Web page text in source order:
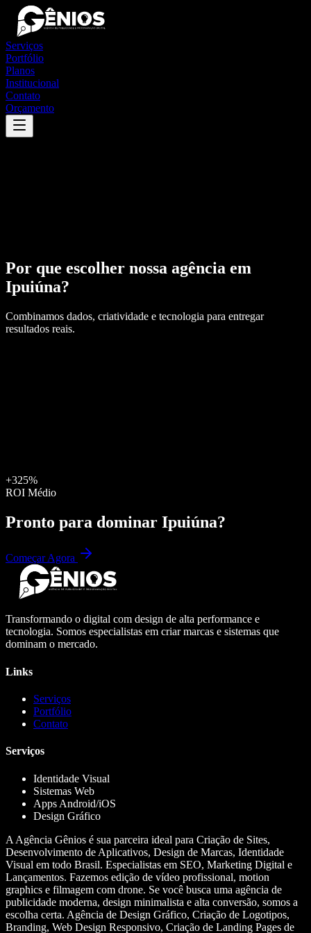
Serviços
Portfólio
Planos
Institucional
Contato
Orçamento
Por que escolher nossa agência em
Ipuiúna?
Combinamos dados, criatividade e tecnologia para entregar
resultados reais.
+325%
ROI Médio
Pronto para dominar Ipuiúna?
Começar Agora
Transformando o digital com design de alta performance e
tecnologia. Somos especialistas em criar marcas e sistemas que
dominam o mercado.
Links
Serviços
Portfólio
Contato
Serviços
Identidade Visual
Sistemas Web
Apps Android/iOS
Design Gráfico
A Agência Gênios é sua parceira ideal para Criação de Sites,
Desenvolvimento de Aplicativos, Design de Marcas, Identidade
Visual em todo Brasil. Especialistas em SEO, Marketing Digital e
Lançamentos. Fazemos edição de vídeo profissional, motion
graphics e filmagem com drone. Se você busca uma agência de
publicidade moderna, design minimalista e alta conversão, somos a
escolha certa. Agência de Design Gráfico, Criação de Logotipos,
Branding, Web Design Responsivo, Criação de Landing Pages de